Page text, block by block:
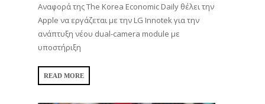
Αναφορά της The Korea Economic Daily θέλει την
Apple να εργάζεται με την LG Innotek για την
ανάπτυξη νέου dual-camera module με
υποστήριξη
READ MORE